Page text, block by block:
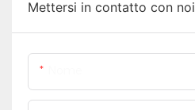
Mettersi in contatto con noi